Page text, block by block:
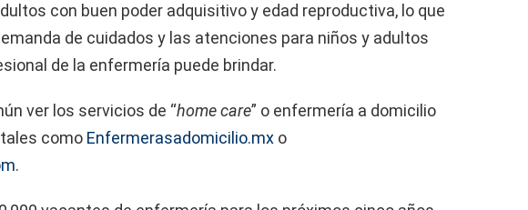
con buen poder adquisitivo y edad reproductiva, lo que
de cuidados y las atenciones para niños y adultos
de la enfermería puede brindar.
ver los servicios de “home care” o enfermería a domicilio
como Enfermerasadomicilio.mx o
.